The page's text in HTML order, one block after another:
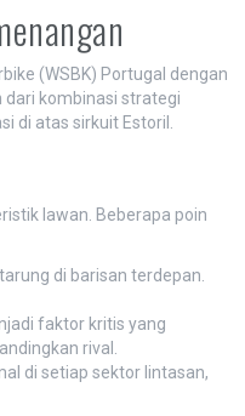
(WSBK) Portugal dengan
kombinasi strategi
di atas sirkuit Estoril.
lawan. Beberapa poin
di barisan terdepan.
faktor kritis yang
rival.
di setiap sektor lintasan,